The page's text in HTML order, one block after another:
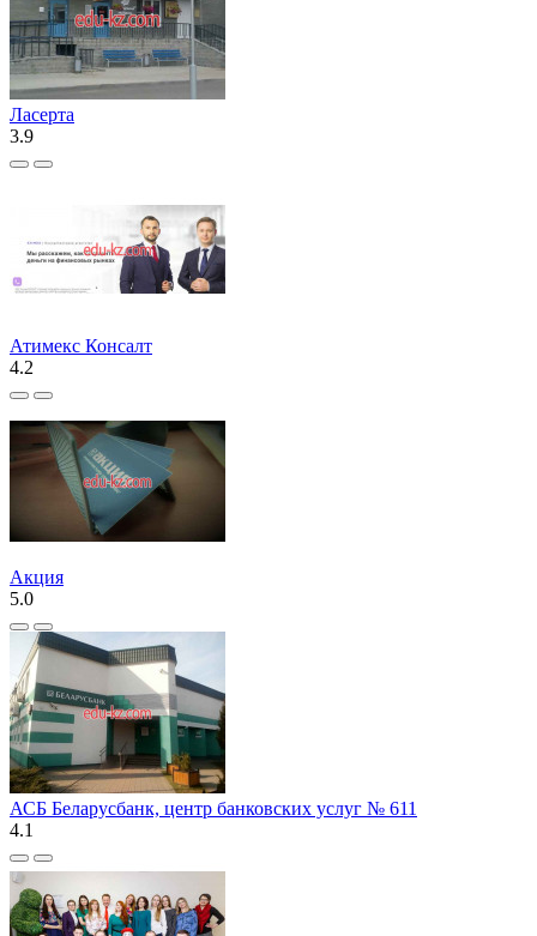
Ласерта
3.9
Атимекс Консалт
4.2
Акция
5.0
АСБ Беларусбанк, центр банковских услуг № 611
4.1